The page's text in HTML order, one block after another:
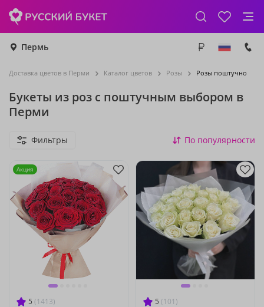
Пермь
Доставка цветов в Перми Каталог цветов Розы Розы поштучно
Букеты из роз с поштучным выбором в
Перми
Фильтры По популярности
5 (1413)
Акция
5 (101)